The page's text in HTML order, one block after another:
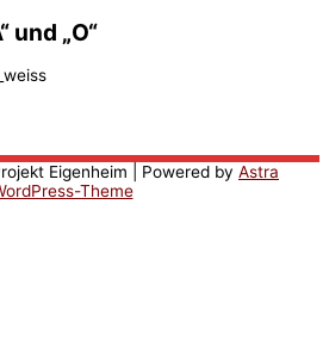
und „O“
Eigenheim | Powered by Astra
Theme